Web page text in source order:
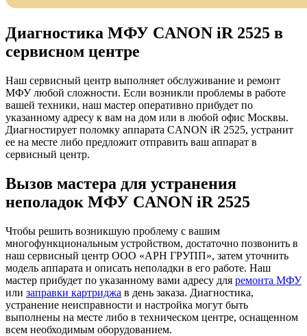
Диагностика МФУ CANON iR 2525 в
сервисном центре
Наш сервисный центр выполняет обслуживание и ремонт
МФУ любой сложности. Если возникли проблемы в работе
вашей техники, наш мастер оперативно прибудет по
указанному адресу к вам на дом или в любой офис Москвы.
Диагностирует поломку аппарата CANON iR 2525, устранит
ее на месте либо предложит отправить ваш аппарат в
сервисный центр.
Вызов мастера для устранения
неполадок МФУ CANON iR 2525
Чтобы решить возникшую проблему с вашим
многофункциональным устройством, достаточно позвонить в
наш сервисный центр ООО «АРН ГРУПП», затем уточнить
модель аппарата и описать неполадки в его работе. Наш
мастер прибудет по указанному вами адресу для ремонта МФУ
или заправки картриджа в день заказа. Диагностика,
устранение неисправности и настройка могут быть
выполнены на месте либо в техническом центре, оснащенном
всем необходимым оборудованием.